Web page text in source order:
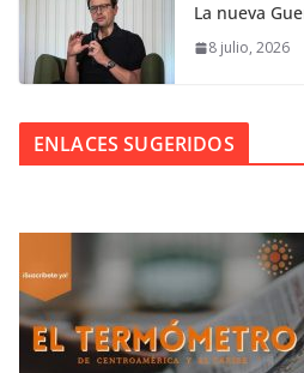
La nueva
8 julio, 2026
ENLACES SUGERIDOS